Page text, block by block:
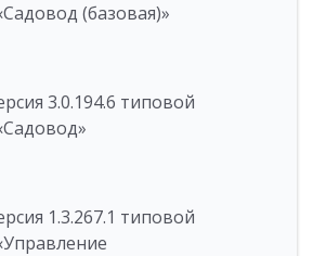
(базовая)»
3.0.194.6 типовой
1.3.267.1 типовой